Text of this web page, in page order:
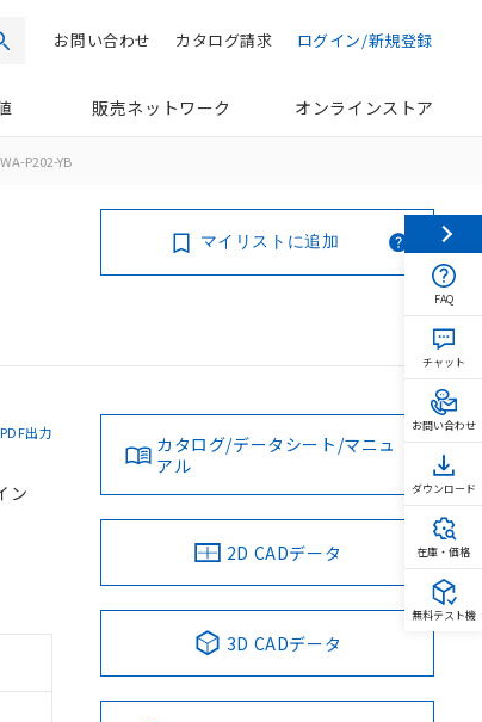
検索 ログイン/新規登録
カタログ請求
お問い合わせ
販売ネットワーク オンラインストア
P202-YB
マイリストに追加
PDF出力
ン
カタログ/データシート/マニュ
アル
2D CADデータ
3D CADデータ
FAQ
チャット
お問い合わせ
ダウンロード
在庫・価格
無料テスト機